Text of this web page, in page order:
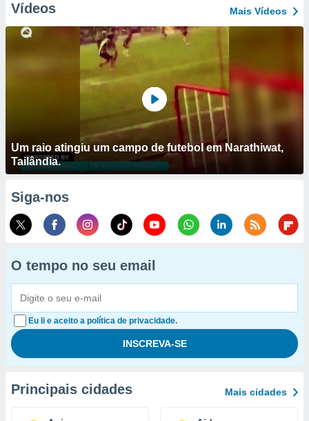
Vídeos Mais Vídeos
Um raio atingiu um campo de futebol em Narathiwat,
Tailândia.
Siga-nos
O tempo no seu email
Eu li e aceito a política de privacidade.
Principais cidades Mais cidades